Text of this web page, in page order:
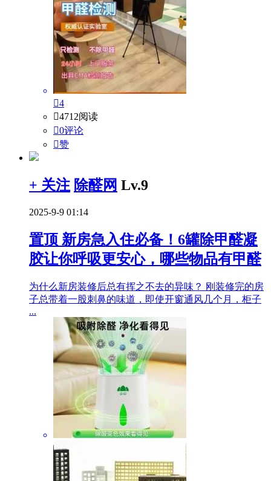
4
4712阅读
0评论
赞
+ 关注 除醛网 Lv.9
2025-9-9 01:14
置顶 新房急入住必备！6罐除甲醛凝
胶让你呼吸更安心，哪些物品有甲醛
为什么新房装修后总有挥之不去的异味？ 刚装修完的房
子总带着一股刺鼻的味道，即使开窗通风几个月，柜子
...